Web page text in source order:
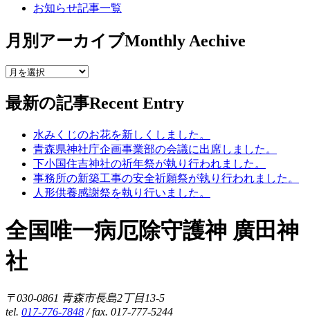
お知らせ記事一覧
月別アーカイブMonthly Aechive
最新の記事Recent Entry
水みくじのお花を新しくしました。
青森県神社庁企画事業部の会議に出席しました。
下小国住吉神社の祈年祭が執り行われました。
事務所の新築工事の安全祈願祭が執り行われました。
人形供養感謝祭を執り行いました。
全国唯一病厄除守護神 廣田神
社
〒030-0861 青森市長島2丁目13-5
tel. 017-776-7848 / fax. 017-777-5244